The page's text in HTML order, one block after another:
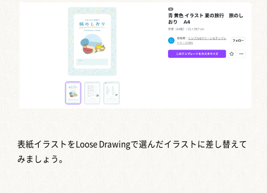
表紙イラストをLoose Drawingで選んだイラストに差し替えて
みましょう。